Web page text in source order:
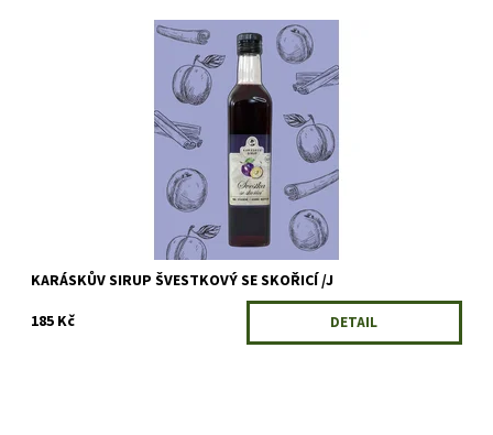
Voňavá sladká švestka a k tomu příjemná vůně skořice,
osvědčená kombinace. Zalijte ho horkou nebo studenou vodou.
Podle vkusu můžete přidat rum...
Skladem
5673/500
KARÁSKŮV SIRUP ŠVESTKOVÝ SE SKOŘICÍ /J
185 Kč
DETAIL